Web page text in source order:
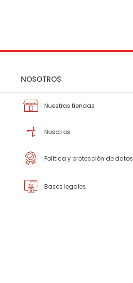
NOSOTROS
Nuestras tiendas
Nosotros
Política y protección de datos
Bases legales